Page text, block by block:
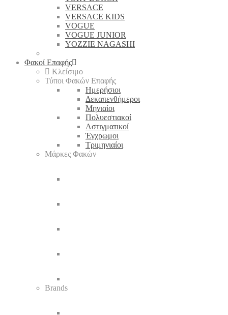
VERSACE
VERSACE KIDS
VOGUE
VOGUE JUNIOR
YOZZIE NAGASHI
Φακοί Επαφής
Κλείσιμο
Τύποι Φακών Επαφής
Ημερήσιοι
Δεκαπενθήμεροι
Μηνιαίοι
Πολυεστιακοί
Αστιγματικοί
Έγχρωμοι
Τριμηνιαίοι
Μάρκες Φακών
Brands